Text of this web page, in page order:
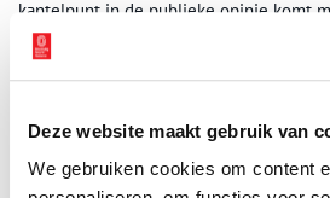
Deze website maakt gebruik van
We gebruiken cookies om content
kantelpunt in de publieke opinie komt
aankondiging in tijdschrift Het Leven,
‘De oplossing is daar om
gebouwd die doormiddel van
leggen. Deze ingenieuze installatie,
B. Lenne Midelo, zal binnen enkele